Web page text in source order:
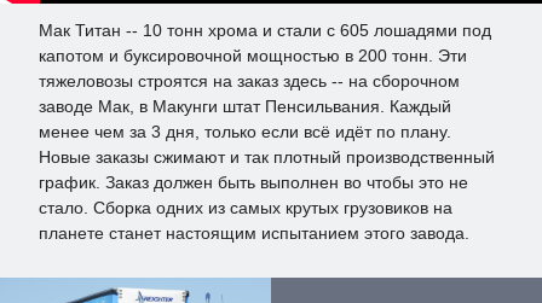
Мак Титан -- 10 тонн хрома и стали с 605 лошадями под
капотом и буксировочной мощностью в 200 тонн. Эти
тяжеловозы строятся на заказ здесь -- на сборочном
заводе Мак, в Макунги штат Пенсильвания. Каждый
менее чем за 3 дня, только если всё идёт по плану.
Новые заказы сжимают и так плотный производственный
график. Заказ должен быть выполнен во чтобы это не
стало. Сборка одних из самых крутых грузовиков на
планете станет настоящим испытанием этого завода.